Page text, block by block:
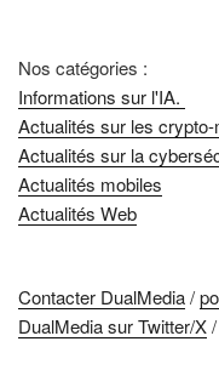
Nos catégories :
Informations sur l'IA.
Actualités sur les crypto-
Actualités sur la
Actualités mobiles
Actualités Web
Contacter DualMedia/
DualMedia sur Twitter/X/